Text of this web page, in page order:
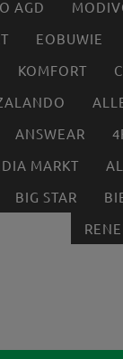
AGD
EOBUWIE
KOMFORT
ANSWEAR
MARKT
BIG STAR